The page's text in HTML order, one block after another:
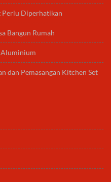
Perlu Diperhatikan
Bangun Rumah
Aluminium
dan Pemasangan Kitchen Set